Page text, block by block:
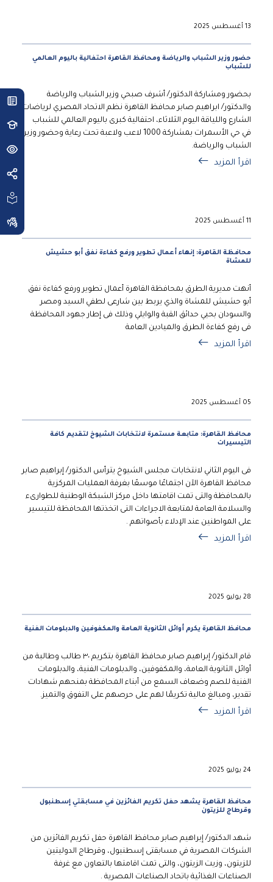
13 أغسطس 2025
حضور وزير الشباب والرياضة ومحافظ القاهرة احتفالية باليوم العالمي
للشباب
بحضور ومشاركة الدكتور/ أشرف صبحي وزير الشباب والرياضة
والدكتور/ ابراهيم صابر محافظ القاهرة نظم الاتحاد المصري لرياضات
الشارع واللياقة اليوم الثلاثاء، احتفالية كبرى باليوم العالمي للشباب
في حي الأسمرات بمشاركة 1000 لاعب ولاعبة تحت رعاية وحضور وزير
الشباب والرياضة.
اقرأ المزيد
11 أغسطس 2025
محافظة القاهرة: إنهاء أعمال تطوير ورفع كفاءة نفق أبو حشيش
للمشاة
أنهت مديرية الطرق بمحافظة القاهرة أعمال تطوير ورفع كفاءة نفق
أبو حشيش للمشاة والذي يربط بين شارعى لطفي السيد ومصر
والسودان بحيي حدائق القبة والوايلي وذلك فى إطار جهود المحافظة
فى رفع كفاءة الطرق والميادين العامة
اقرأ المزيد
05 أغسطس 2025
محافظ القاهرة: متابعة مستمرة لانتخابات الشيوخ لتقديم كافة
التيسيرات
فى اليوم الثاني لانتخابات مجلس الشيوخ يترأس الدكتور/ إبراهيم صابر
محافظ القاهرة الآن اجتماعًا موسعًا بغرفة العمليات المركزية
بالمحافظة والتى تمت اقامتها داخل مركز الشبكة الوطنية للطوارىء
والسلامة العامة لمتابعة الاجراءات التى اتخذتها المحافظة للتيسير
على المواطنين عند الإدلاء بأصواتهم .
اقرأ المزيد
28 يوليو 2025
محافظ القاهرة يكرم أوائل الثانوية العامة والمكفوفين والدبلومات الفنية
قام الدكتور/ إبراهيم صابر محافظ القاهرة بتكريم ٣٠ طالب وطالبة من
أوائل الثانوية العامة، والمكفوفين، والدبلومات الفنية، والدبلومات
الفنية للصم وضعاف السمع من أبناء المحافظة بمنحهم شهادات
تقدير، ومبالغ مالية تكريمًا لهم على حرصهم على التفوق والتميز.
اقرأ المزيد
24 يوليو 2025
محافظ القاهرة يشهد حفل تكريم الفائزين في مسابقتي إسطنبول
وقرطاج للزيتون
شهد الدكتور/ إبراهيم صابر محافظ القاهرة حفل تكريم الفائزين من
الشركات المصرية في مسابقتى إسطنبول، وقرطاج الدوليتين
للزيتون، وزيت الزيتون، والتى تمت اقامتها بالتعاون مع غرفة
الصناعات الغذائية باتحاد الصناعات المصرية .